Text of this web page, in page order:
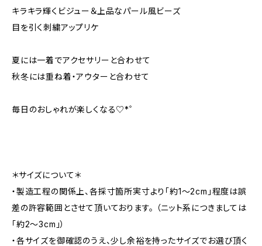
キラキラ輝くビジュー＆上品なパール風ビーズ
目を引く刺繍アップリケ
夏には一着でアクセサリーと合わせて
秋冬には重ね着・アウターと合わせて
毎日のおしゃれが楽しくなる♡*゜
＊サイズについて＊
・製造工程の関係上、各採寸箇所実寸より「約1～2cm」程度は誤
差の許容範囲とさせて頂いております。 （ニット系につきましては
「約2～3cm」）
・各サイズを御確認のうえ、少し余裕を持ったサイズでお選び頂く